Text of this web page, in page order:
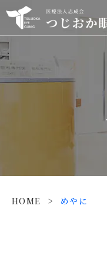
HOME > めやに